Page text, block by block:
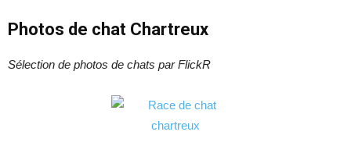
Photos de chat Chartreux
Sélection de photos de chats par FlickR